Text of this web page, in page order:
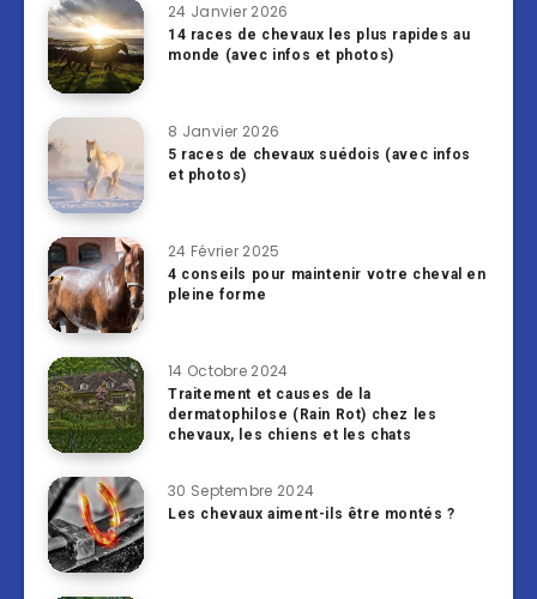
24 Janvier 2026
14 races de chevaux les plus rapides au
monde (avec infos et photos)
8 Janvier 2026
5 races de chevaux suédois (avec infos
et photos)
24 Février 2025
4 conseils pour maintenir votre cheval en
pleine forme
14 Octobre 2024
Traitement et causes de la
dermatophilose (Rain Rot) chez les
chevaux, les chiens et les chats
30 Septembre 2024
Les chevaux aiment-ils être montés ?